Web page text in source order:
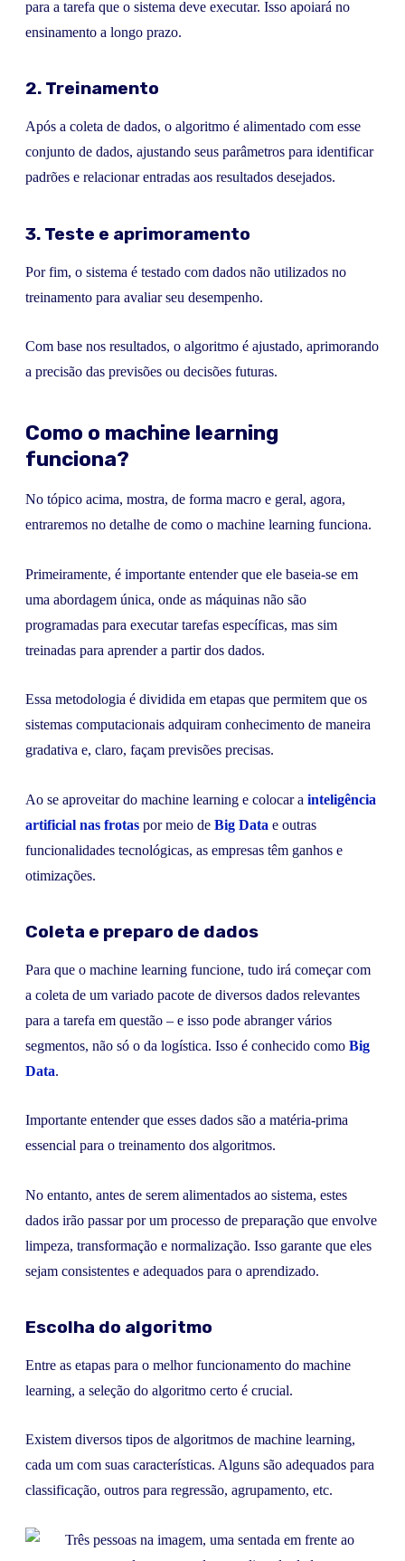
para a tarefa que o sistema deve executar. Isso apoiará no
ensinamento a longo prazo.
2. Treinamento
Após a coleta de dados, o algoritmo é alimentado com esse
conjunto de dados, ajustando seus parâmetros para identificar
padrões e relacionar entradas aos resultados desejados.
3. Teste e aprimoramento
Por fim, o sistema é testado com dados não utilizados no
treinamento para avaliar seu desempenho.
Com base nos resultados, o algoritmo é ajustado, aprimorando
a precisão das previsões ou decisões futuras.
Como o machine learning
funciona?
No tópico acima, mostra, de forma macro e geral, agora,
entraremos no detalhe de como o machine learning funciona.
Primeiramente, é importante entender que ele baseia-se em
uma abordagem única, onde as máquinas não são
programadas para executar tarefas específicas, mas sim
treinadas para aprender a partir dos dados.
Essa metodologia é dividida em etapas que permitem que os
sistemas computacionais adquiram conhecimento de maneira
gradativa e, claro, façam previsões precisas.
Ao se aproveitar do machine learning e colocar a inteligência
artificial nas frotas por meio de Big Data e outras
funcionalidades tecnológicas, as empresas têm ganhos e
otimizações.
Coleta e preparo de dados
Para que o machine learning funcione, tudo irá começar com
a coleta de um variado pacote de diversos dados relevantes
para a tarefa em questão – e isso pode abranger vários
segmentos, não só o da logística. Isso é conhecido como Big
Data.
Importante entender que esses dados são a matéria-prima
essencial para o treinamento dos algoritmos.
No entanto, antes de serem alimentados ao sistema, estes
dados irão passar por um processo de preparação que envolve
limpeza, transformação e normalização. Isso garante que eles
sejam consistentes e adequados para o aprendizado.
Escolha do algoritmo
Entre as etapas para o melhor funcionamento do machine
learning, a seleção do algoritmo certo é crucial.
Existem diversos tipos de algoritmos de machine learning,
cada um com suas características. Alguns são adequados para
classificação, outros para regressão, agrupamento, etc.